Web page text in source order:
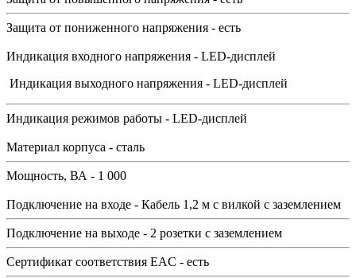
Защита от пониженного напряжения - есть
Индикация входного напряжения - LED-дисплей
Индикация выходного напряжения - LED-дисплей
Индикация режимов работы - LED-дисплей
Материал корпуса - сталь
Мощность, ВА - 1 000
Подключение на входе - Кабель 1,2 м с вилкой с заземлением
Подключение на выходе - 2 розетки с заземлением
Сертификат соответствия EAC - есть